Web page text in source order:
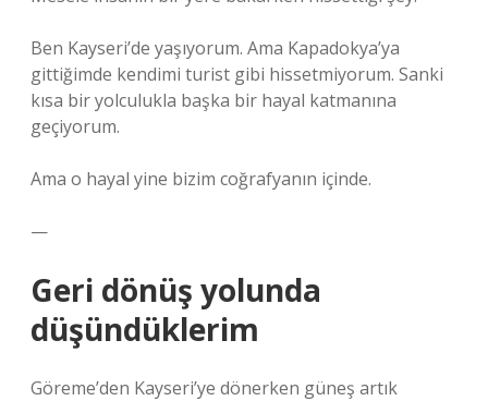
Ben Kayseri’de yaşıyorum. Ama Kapadokya’ya
gittiğimde kendimi turist gibi hissetmiyorum. Sanki
kısa bir yolculukla başka bir hayal katmanına
geçiyorum.
Ama o hayal yine bizim coğrafyanın içinde.
—
Geri dönüş yolunda
düşündüklerim
Göreme’den Kayseri’ye dönerken güneş artık